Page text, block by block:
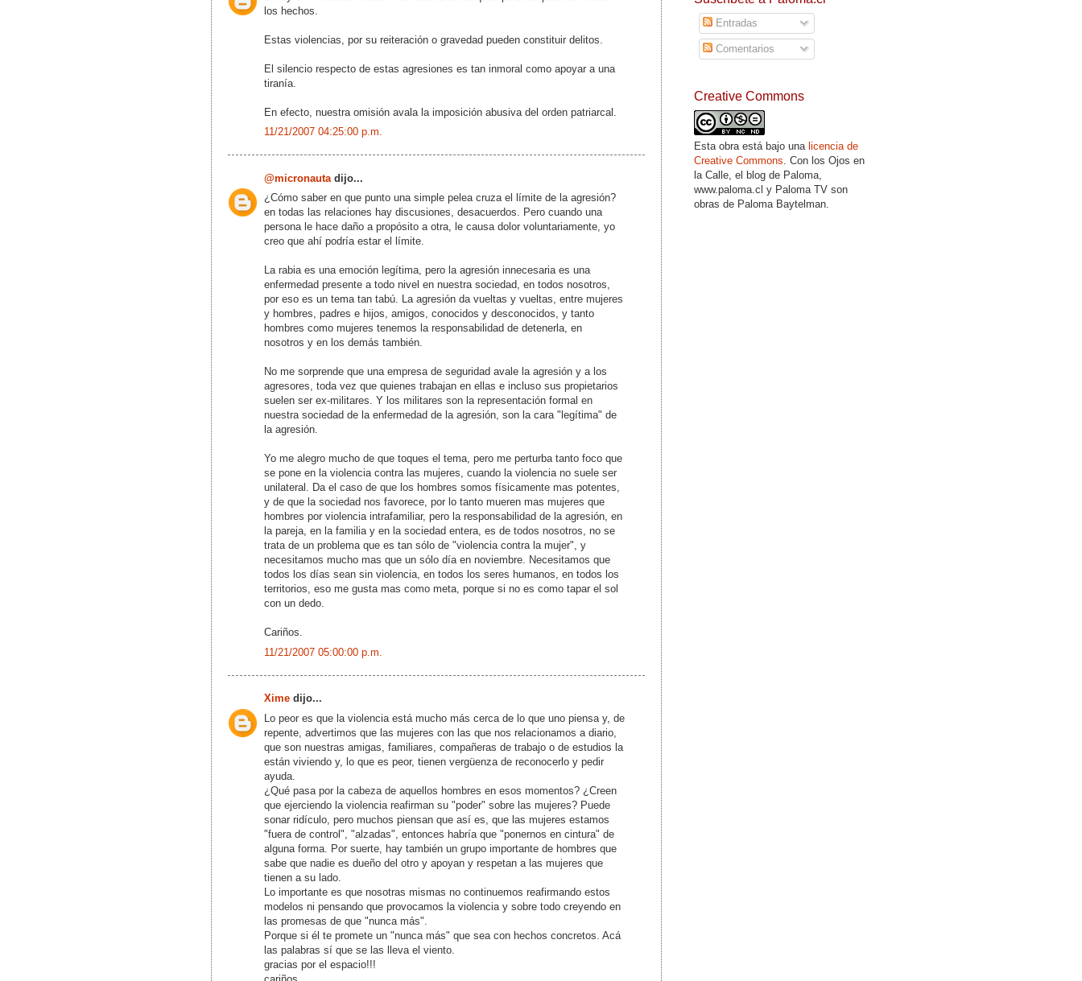
los hechos.
Estas violencias, por su reiteración o gravedad pueden constituir delitos.
El silencio respecto de estas agresiones es tan inmoral como apoyar a una
tiranía.
En efecto, nuestra omisión avala la imposición abusiva del orden patriarcal.
11/21/2007 04:25:00 p.m.
@micronauta dijo...
¿Cómo saber en que punto una simple pelea cruza el límite de la agresión?
en todas las relaciones hay discusiones, desacuerdos. Pero cuando una
persona le hace daño a propósito a otra, le causa dolor voluntariamente, yo
creo que ahí podría estar el límite.
La rabia es una emoción legítima, pero la agresión innecesaria es una
enfermedad presente a todo nivel en nuestra sociedad, en todos nosotros,
por eso es un tema tan tabú. La agresión da vueltas y vueltas, entre mujeres
y hombres, padres e hijos, amigos, conocidos y desconocidos, y tanto
hombres como mujeres tenemos la responsabilidad de detenerla, en
nosotros y en los demás también.
No me sorprende que una empresa de seguridad avale la agresión y a los
agresores, toda vez que quienes trabajan en ellas e incluso sus propietarios
suelen ser ex-militares. Y los militares son la representación formal en
nuestra sociedad de la enfermedad de la agresión, son la cara "legítima" de
la agresión.
Yo me alegro mucho de que toques el tema, pero me perturba tanto foco que
se pone en la violencia contra las mujeres, cuando la violencia no suele ser
unilateral. Da el caso de que los hombres somos físicamente mas potentes,
y de que la sociedad nos favorece, por lo tanto mueren mas mujeres que
hombres por violencia intrafamiliar, pero la responsabilidad de la agresión, en
la pareja, en la familia y en la sociedad entera, es de todos nosotros, no se
trata de un problema que es tan sólo de "violencia contra la mujer", y
necesitamos mucho mas que un sólo día en noviembre. Necesitamos que
todos los días sean sin violencia, en todos los seres humanos, en todos los
territorios, eso me gusta mas como meta, porque si no es como tapar el sol
con un dedo.
Cariños.
11/21/2007 05:00:00 p.m.
Xime dijo...
Lo peor es que la violencia está mucho más cerca de lo que uno piensa y, de
repente, advertimos que las mujeres con las que nos relacionamos a diario,
que son nuestras amigas, familiares, compañeras de trabajo o de estudios la
están viviendo y, lo que es peor, tienen vergüenza de reconocerlo y pedir
ayuda.
¿Qué pasa por la cabeza de aquellos hombres en esos momentos? ¿Creen
que ejerciendo la violencia reafirman su "poder" sobre las mujeres? Puede
sonar ridículo, pero muchos piensan que así es, que las mujeres estamos
"fuera de control", "alzadas", entonces habría que "ponernos en cintura" de
alguna forma. Por suerte, hay también un grupo importante de hombres que
sabe que nadie es dueño del otro y apoyan y respetan a las mujeres que
tienen a su lado.
Lo importante es que nosotras mismas no continuemos reafirmando estos
modelos ni pensando que provocamos la violencia y sobre todo creyendo en
las promesas de que "nunca más".
Porque si él te promete un "nunca más" que sea con hechos concretos. Acá
las palabras sí que se las lleva el viento.
gracias por el espacio!!!
Entradas
Comentarios
Creative Commons
Esta obra está bajo una licencia de
Creative Commons . Con los Ojos en
la Calle, el blog de Paloma,
www.paloma.cl y Paloma TV son
obras de Paloma Baytelman.